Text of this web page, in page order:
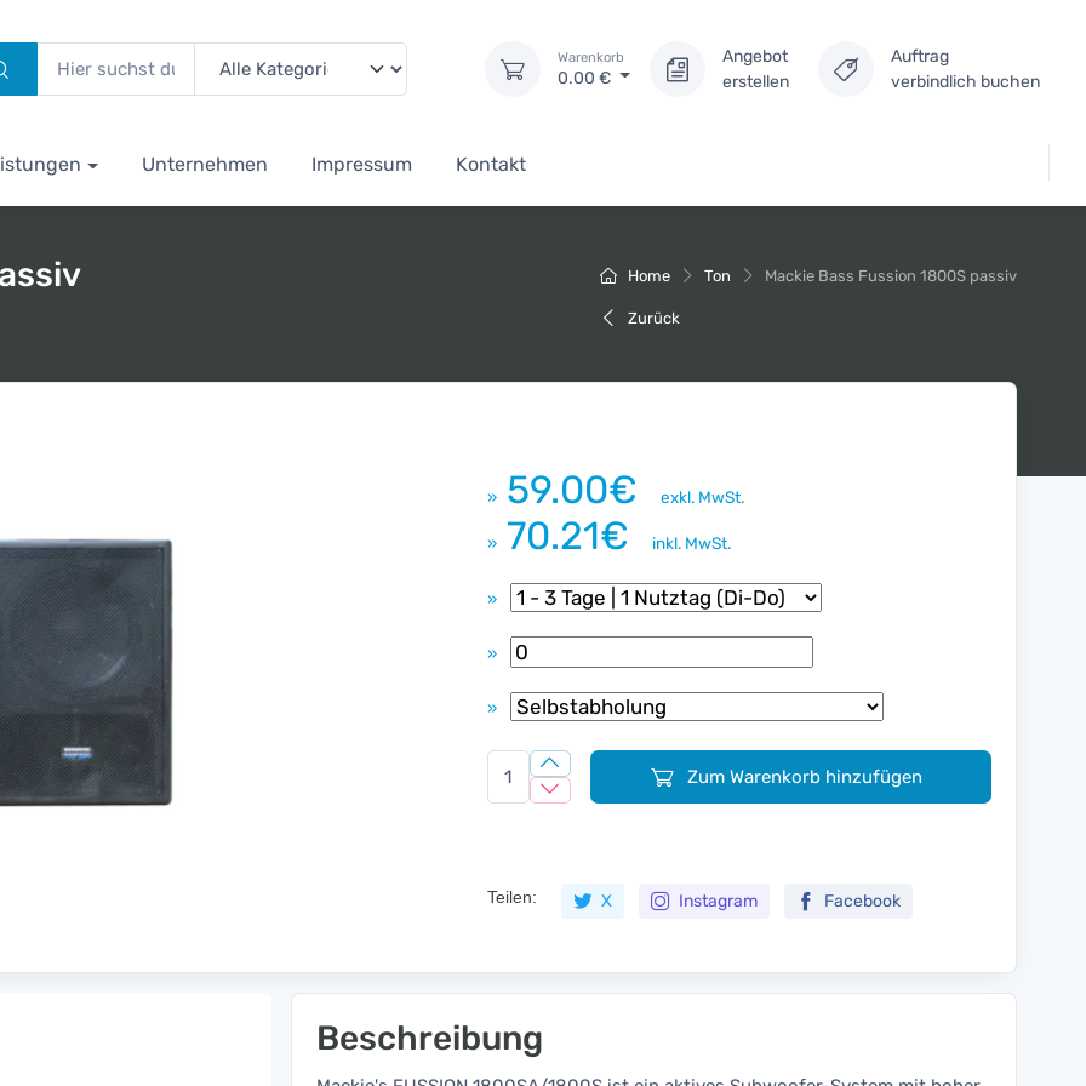
Warenkorb
0.00 €
Angebot
erstellen
Auftrag
verbindlich buchen
Unternehmen Impressum Kontakt
Home Ton Mackie Bass Fussion 1800S passiv
Zurück
» 59.00€ exkl. MwSt.
» 70.21€ inkl. MwSt.
»
»
»
Zum Warenkorb hinzufügen
Teilen: X Instagram Facebook
Beschreibung